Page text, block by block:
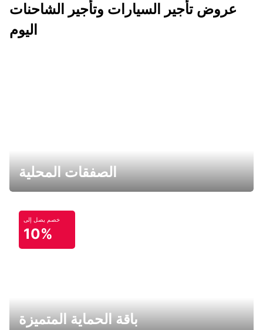
عروض تأجير السيارات وتأجير الشاحنات
اليوم
الصفقات المحلية
خصم يصل إلى
10%
باقة الحماية المتميزة